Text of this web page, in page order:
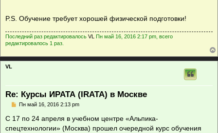
P.S. Обучение требует хорошей физической подготовки!
Последний раз редактировалось VL
Пн май 16, 2016 2:17 pm, всего
редактировалось 1 раз.
VL
Re: Курсы ИРАТА (IRATA) в Москве
С
о
щ
Пн май 16, 2016 2:13 pm
С 17 по 24 апреля в учебном центре «Альпика-
спецтехнологии» (Москва) прошел очередной курс обучения